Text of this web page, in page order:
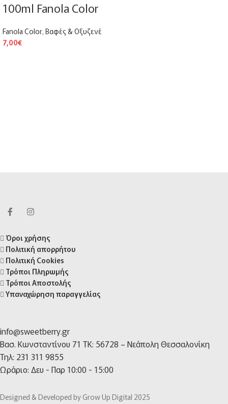
100ml Fanola Color
Fanola Color, Βαφές & Οξυζενέ
7,00€
Όροι χρήσης
Πολιτική απορρήτου
Πολιτική Cookies
Τρόποι Πληρωμής
Τρόποι Αποστολής
Υπαναχώρηση παραγγελίας
info@sweetberry.gr
Βασ. Κωνσταντίνου 71 TK: 56728 – Νεάπολη Θεσσαλονίκη
Τηλ: 231 311 9855
Ωράριο: Δευ - Παρ 10:00 - 15:00
Designed & Developed by Grow Up Digital 2025